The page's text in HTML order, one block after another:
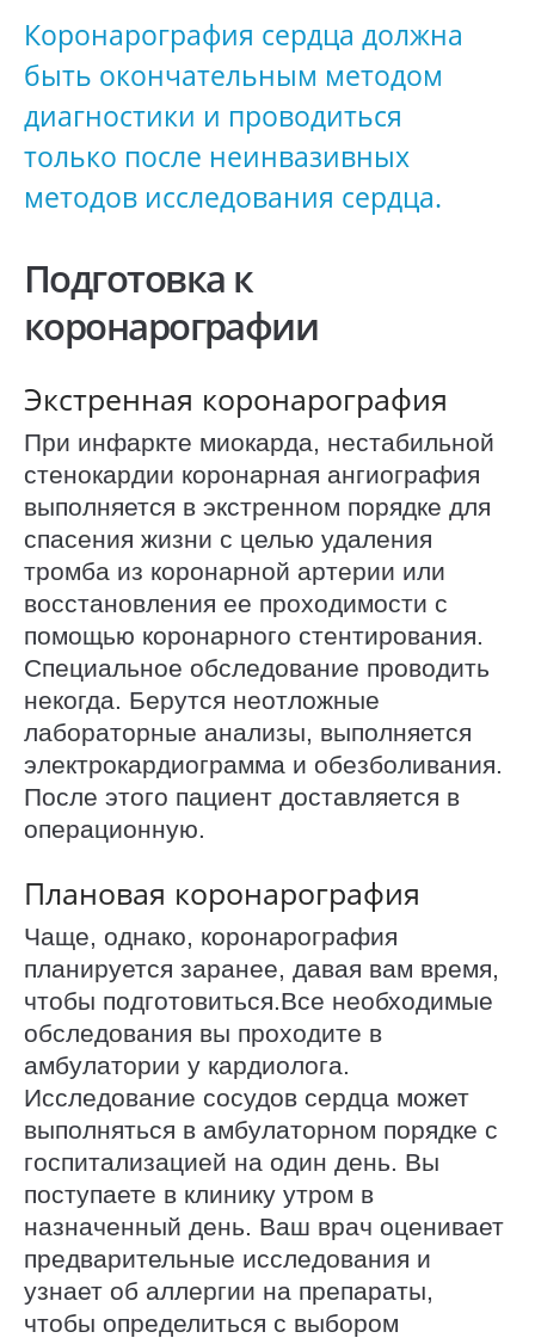
Коронарография сердца должна
быть окончательным методом
диагностики и проводиться
только после неинвазивных
методов исследования сердца.
Подготовка к
коронарографии
Экстренная коронарография
При инфаркте миокарда, нестабильной
стенокардии коронарная ангиография
выполняется в экстренном порядке для
спасения жизни с целью удаления
тромба из коронарной артерии или
восстановления ее проходимости с
помощью коронарного стентирования.
Специальное обследование проводить
некогда. Берутся неотложные
лабораторные анализы, выполняется
электрокардиограмма и обезболивания.
После этого пациент доставляется в
операционную.
Плановая коронарография
Чаще, однако, коронарография
планируется заранее, давая вам время,
чтобы подготовиться.Все необходимые
обследования вы проходите в
амбулатории у кардиолога.
Исследование сосудов сердца может
выполняться в амбулаторном порядке с
госпитализацией на один день. Вы
поступаете в клинику утром в
назначенный день. Ваш врач оценивает
предварительные исследования и
узнает об аллергии на препараты,
чтобы определиться с выбором